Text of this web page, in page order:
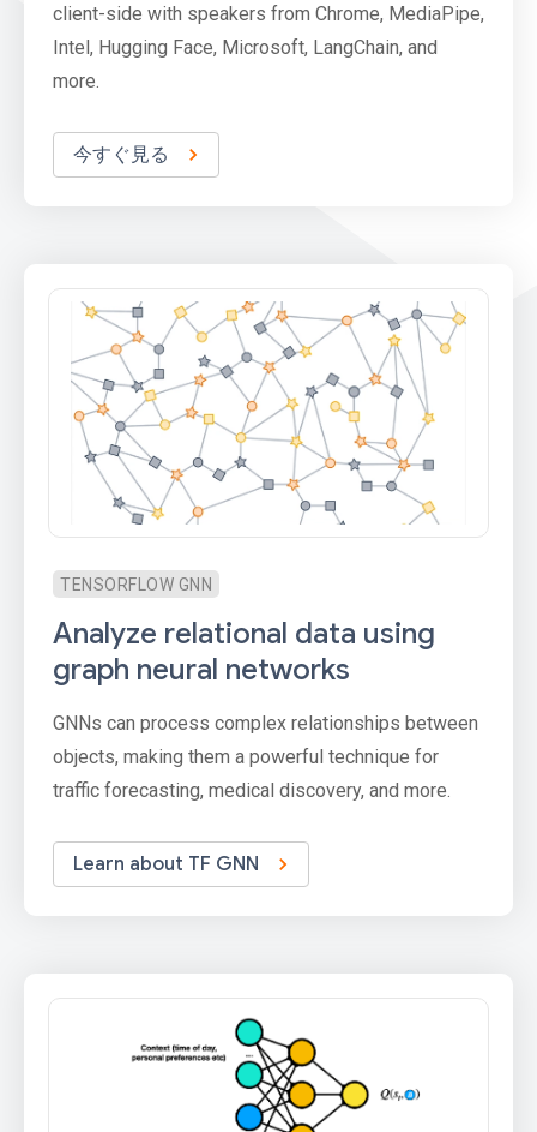
client-side with speakers from Chrome, MediaPipe,
Intel, Hugging Face, Microsoft, LangChain, and
more.
今すぐ見る
TENSORFLOW GNN
Analyze relational data using
graph neural networks
GNNs can process complex relationships between
objects, making them a powerful technique for
traffic forecasting, medical discovery, and more.
Learn about TF GNN